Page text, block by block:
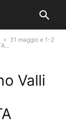
31 maggio e 1-2
Valli